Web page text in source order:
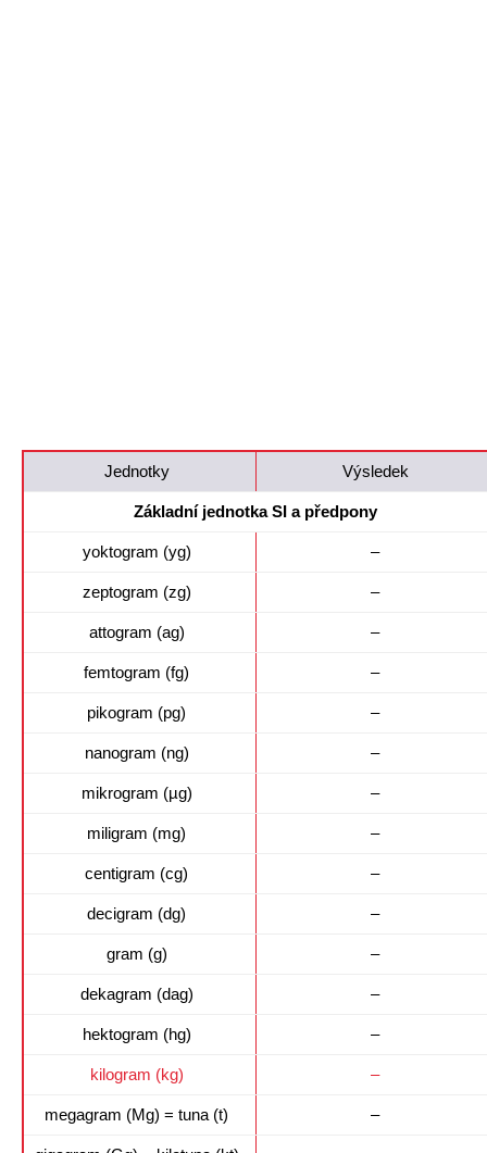
Jednotky Výsledek
Základní jednotka SI a předpony
yoktogram (yg) –
zeptogram (zg) –
attogram (ag) –
femtogram (fg) –
pikogram (pg) –
nanogram (ng) –
mikrogram (µg) –
miligram (mg) –
centigram (cg) –
decigram (dg) –
gram (g) –
dekagram (dag) –
hektogram (hg) –
kilogram (kg) –
megagram (Mg) = tuna (t) –